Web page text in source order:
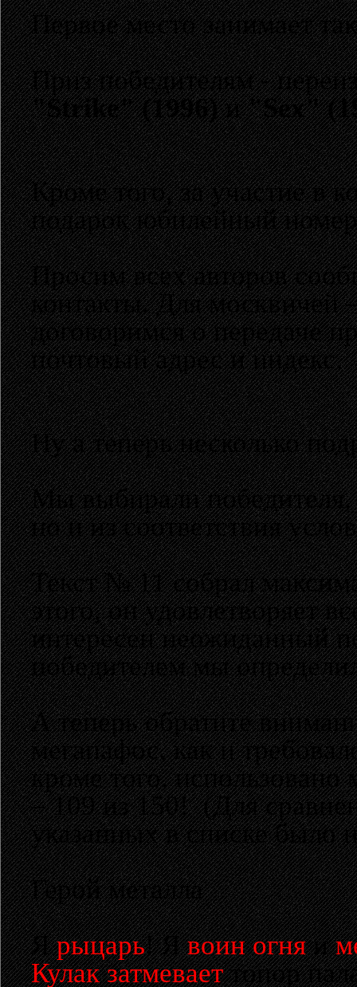
Первое место занимает
Приз победителям -
"Strike" (1996)и"Sex"
Кроме того, за участие в
подарок юбилейный
Просим всех авторов
контакты. Для
договоримся о передаче
почтовый адрес и индекс.
Ну а теперь несколько
Мы выбирали победителя,
но и из соответствия
Текст № 11 собрал
этого, он удовлетворяет
интересен неожиданный
победителем мы
А теперь обратите
мегапафос, как и
кроме того, использовано
– 109 из 150! (Для
указанных в списке было
Герой металла
Ярыцарь! Явоиногняи
Кулакзатмеваеттопор